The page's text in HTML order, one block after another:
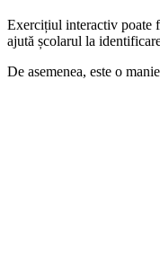
Exercițiul interactiv poate
ajută școlarul la
De asemenea, este o